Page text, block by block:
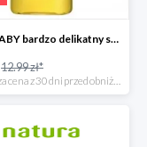
MIXA BABY bardzo delikatny szampon micelarny
12.99 zł*
*najniższa cena z 30 dni przed obniżką